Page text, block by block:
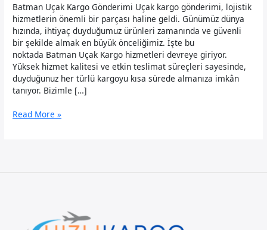
Batman Uçak Kargo Gönderimi Uçak kargo gönderimi, lojistik
hizmetlerin önemli bir parçası haline geldi. Günümüz dünya
hızında, ihtiyaç duyduğumuz ürünleri zamanında ve güvenli
bir şekilde almak en büyük önceliğimiz. İşte bu
noktada Batman Uçak Kargo hizmetleri devreye giriyor.
Yüksek hizmet kalitesi ve etkin teslimat süreçleri sayesinde,
duyduğunuz her türlü kargoyu kısa sürede almanıza imkân
tanıyor. Bizimle […]
Batman
Read More »